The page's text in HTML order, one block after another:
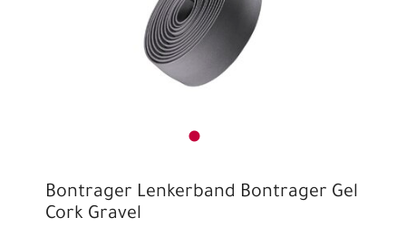
Bontrager Lenkerband Bontrager Gel
Cork Gravel